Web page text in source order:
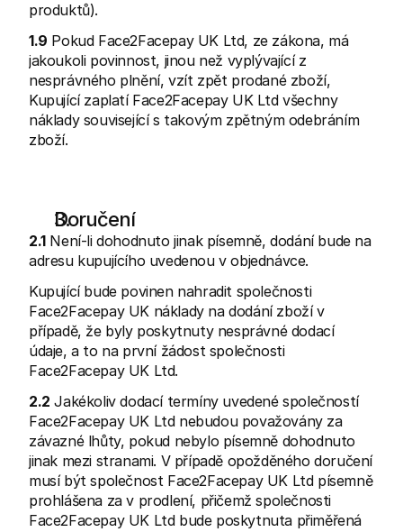
produktů).
1.9 Pokud Face2Facepay UK Ltd, ze zákona, má
jakoukoli povinnost, jinou než vyplývající z
nesprávného plnění, vzít zpět prodané zboží,
Kupující zaplatí Face2Facepay UK Ltd všechny
náklady související s takovým zpětným odebráním
zboží.
Doručení
2.1 Není-li dohodnuto jinak písemně, dodání bude na
adresu kupujícího uvedenou v objednávce.
Kupující bude povinen nahradit společnosti
Face2Facepay UK náklady na dodání zboží v
případě, že byly poskytnuty nesprávné dodací
údaje, a to na první žádost společnosti
Face2Facepay UK Ltd.
2.2 Jakékoliv dodací termíny uvedené společností
Face2Facepay UK Ltd nebudou považovány za
závazné lhůty, pokud nebylo písemně dohodnuto
jinak mezi stranami. V případě opožděného doručení
musí být společnost Face2Facepay UK Ltd písemně
prohlášena za v prodlení, přičemž společnosti
Face2Facepay UK Ltd bude poskytnuta přiměřená